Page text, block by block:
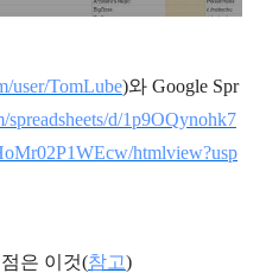
user/TomLube)와 Google Spr
spreadsheets/d/1p9OQynohk7
htmlview?usp
은 이것(참고)